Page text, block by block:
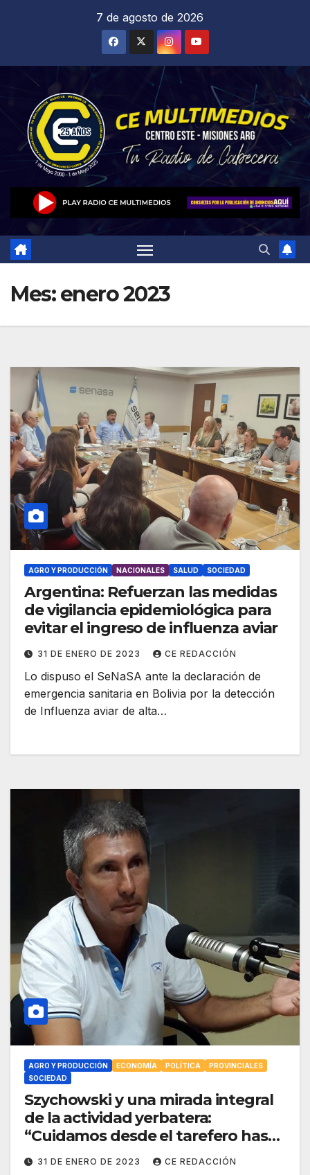
7 de agosto de 2026
Mes:enero 2023
AGRO Y PRODUCCIÓN NACIONALES SALUD SOCIEDAD
Argentina: Refuerzan las medidas
de vigilancia epidemiológica para
evitar el ingreso de influenza aviar
31 DE ENERO DE 2023 CE REDACCIÓN
Lo dispuso el SeNaSA ante la declaración de
emergencia sanitaria en Bolivia por la detección
de Influenza aviar de alta…
AGRO Y PRODUCCIÓN ECONOMÍA POLÍTICA
PROVINCIALES
SOCIEDAD
Szychowski y una mirada integral
de la actividad yerbatera:
“Cuidamos desde el tarefero hasta
el paquete en góndola”
31 DE ENERO DE 2023 CE REDACCIÓN